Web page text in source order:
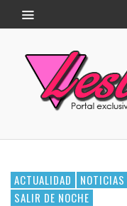
ACTUALIDAD
NOTICIAS
SALIR DE NOCHE